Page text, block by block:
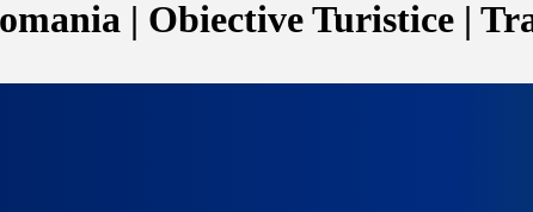
| Obiective Turistice |